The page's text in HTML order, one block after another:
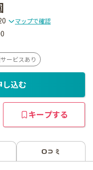
マップで確認
ービスあり
込む
キープする
口コミ